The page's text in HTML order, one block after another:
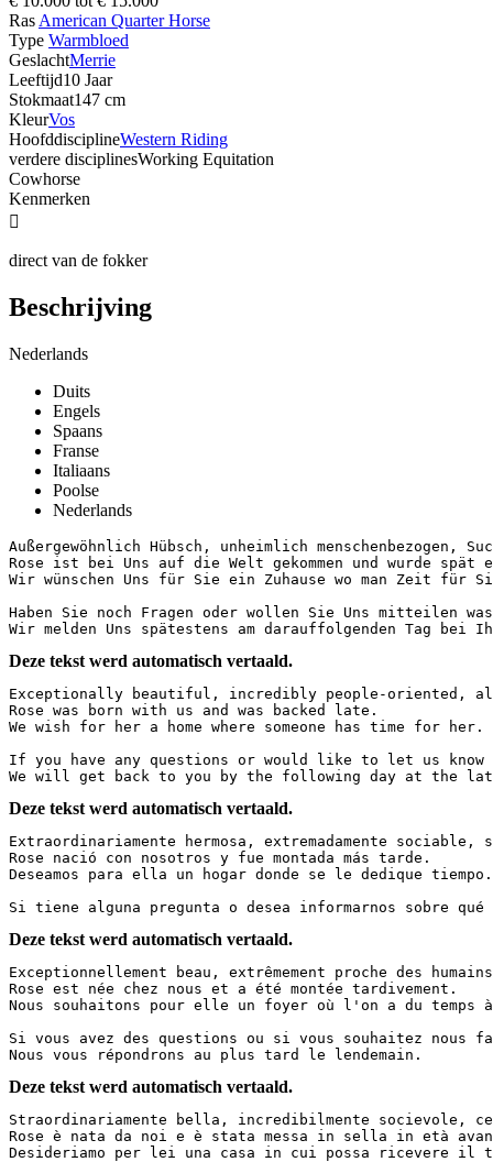
Ras American Quarter Horse
Type Warmbloed
GeslachtMerrie
Leeftijd10 Jaar
Stokmaat147 cm
KleurVos
HoofddisciplineWestern Riding
verdere disciplinesWorking Equitation
Cowhorse
Kenmerken

direct van de fokker
Beschrijving
Nederlands
Duits
Engels
Spaans
Franse
Italiaans
Poolse
Nederlands
Außergewöhnlich Hübsch, unheimlich menschenbezogen,
Rose ist bei Uns auf die Welt gekommen und wurde
Wir wünschen Uns für Sie ein Zuhause wo man Zeit für
Haben Sie noch Fragen oder wollen Sie Uns mitteilen
Wir melden Uns spätestens am darauffolgenden Tag bei
Deze tekst werd automatisch vertaald.
Exceptionally beautiful, incredibly people-oriented,
Rose was born with us and was backed late.
We wish for her a home where someone has time for
If you have any questions or would like to let us
We will get back to you by the following day at the
Deze tekst werd automatisch vertaald.
Extraordinariamente hermosa, extremadamente
Rose nació con nosotros y fue montada más tarde.
Deseamos para ella un hogar donde se le dedique
Si tiene alguna pregunta o desea informarnos sobre
Deze tekst werd automatisch vertaald.
Exceptionnellement beau, extrêmement proche des
Rose est née chez nous et a été montée tardivement.
Nous souhaitons pour elle un foyer où l'on a du
Si vous avez des questions ou si vous souhaitez nous
Nous vous répondrons au plus tard le lendemain.
Deze tekst werd automatisch vertaald.
Straordinariamente bella, incredibilmente socievole,
Rose è nata da noi e è stata messa in sella in età
Desideriamo per lei una casa in cui possa ricevere